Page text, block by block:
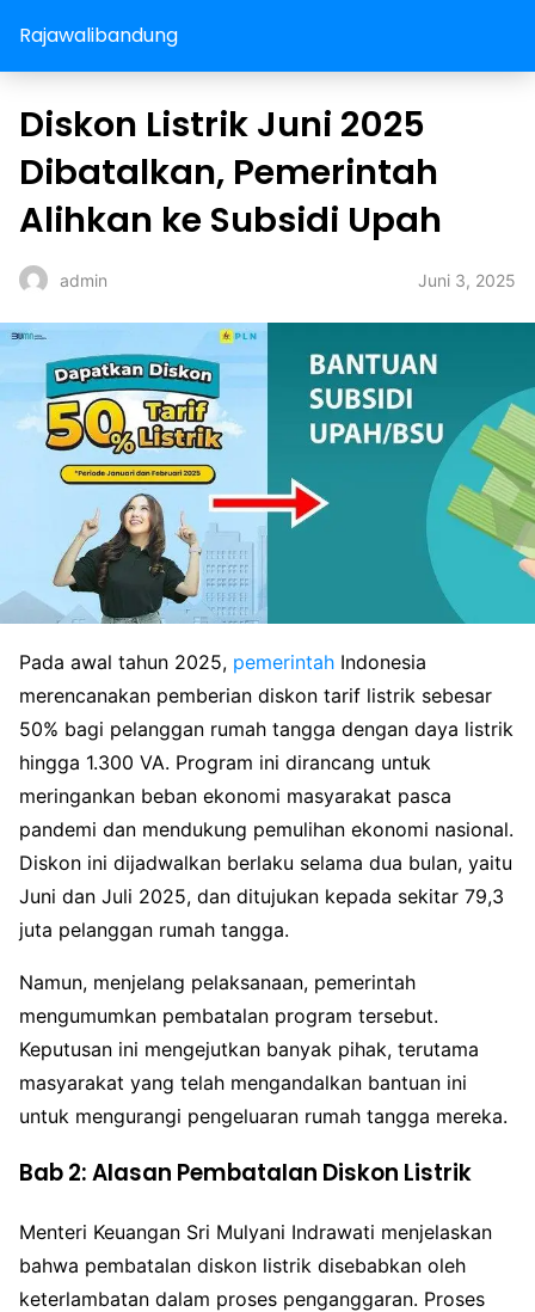
Rajawalibandung
Diskon Listrik Juni 2025
Dibatalkan, Pemerintah
Alihkan ke Subsidi Upah
admin Juni 3, 2025
Pada awal tahun 2025, pemerintah Indonesia
merencanakan pemberian diskon tarif listrik sebesar
50% bagi pelanggan rumah tangga dengan daya listrik
hingga 1.300 VA. Program ini dirancang untuk
meringankan beban ekonomi masyarakat pasca
pandemi dan mendukung pemulihan ekonomi nasional.
Diskon ini dijadwalkan berlaku selama dua bulan, yaitu
Juni dan Juli 2025, dan ditujukan kepada sekitar 79,3
juta pelanggan rumah tangga.
Namun, menjelang pelaksanaan, pemerintah
mengumumkan pembatalan program tersebut.
Keputusan ini mengejutkan banyak pihak, terutama
masyarakat yang telah mengandalkan bantuan ini
untuk mengurangi pengeluaran rumah tangga mereka.
Bab 2: Alasan Pembatalan Diskon Listrik
Menteri Keuangan Sri Mulyani Indrawati menjelaskan
bahwa pembatalan diskon listrik disebabkan oleh
keterlambatan dalam proses penganggaran. Proses